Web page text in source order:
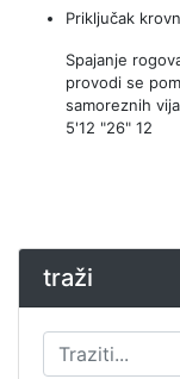
Priključak
Spajanje
provodi se
samoreznih
5'12 "26" 12
traži